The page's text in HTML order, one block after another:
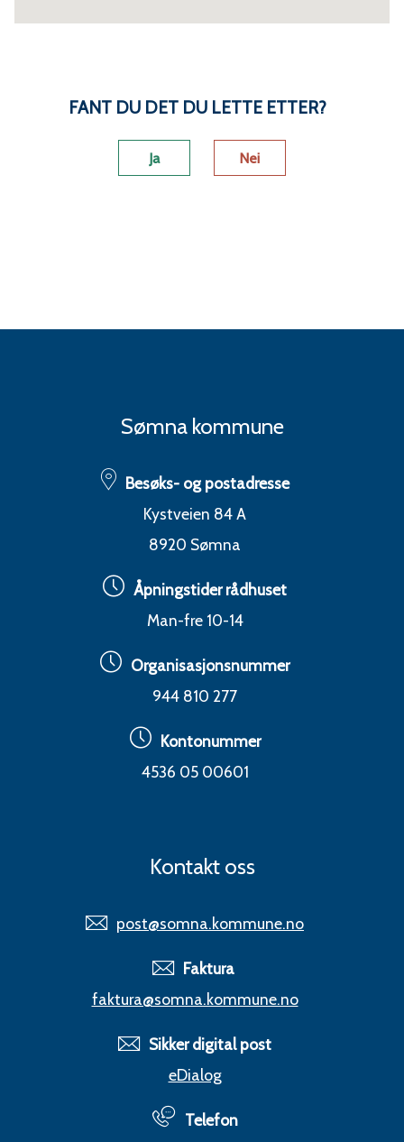
FANT DU DET DU LETTE ETTER?
Ja Nei
Sømna kommune
Besøks- og postadresse
Kystveien 84 A
8920 Sømna
Åpningstider rådhuset
Man-fre 10-14
Organisasjonsnummer
944 810 277
Kontonummer
4536 05 00601
Kontakt oss
post@somna.kommune.no
Faktura
faktura@somna.kommune.no
Sikker digital post
eDialog
Telefon